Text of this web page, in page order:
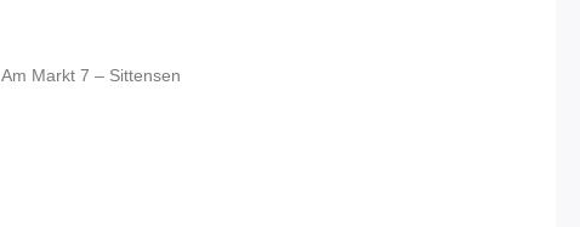
Am Markt 7 – Sittensen